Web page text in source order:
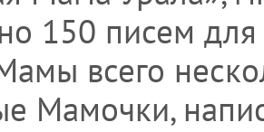
150 писем
всего
Мамочки,